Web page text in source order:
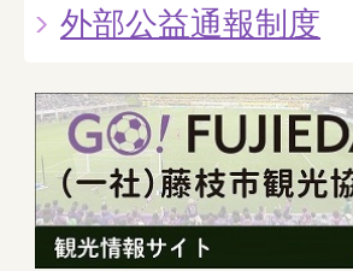
外部公益通報制度